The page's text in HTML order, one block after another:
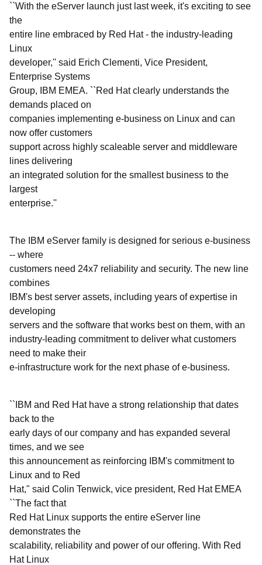
``With the eServer launch just last week, it's exciting to see
the
entire line embraced by Red Hat - the industry-leading
Linux
developer,'' said Erich Clementi, Vice President,
Enterprise Systems
Group, IBM EMEA. ``Red Hat clearly understands the
demands placed on
companies implementing e-business on Linux and can
now offer customers
support across highly scaleable server and middleware
lines delivering
an integrated solution for the smallest business to the
largest
enterprise.''
The IBM eServer family is designed for serious e-business
-- where
customers need 24x7 reliability and security. The new line
combines
IBM's best server assets, including years of expertise in
developing
servers and the software that works best on them, with an
industry-leading commitment to deliver what customers
need to make their
e-infrastructure work for the next phase of e-business.
``IBM and Red Hat have a strong relationship that dates
back to the
early days of our company and has expanded several
times, and we see
this announcement as reinforcing IBM's commitment to
Linux and to Red
Hat," said Colin Tenwick, vice president, Red Hat EMEA
``The fact that
Red Hat Linux supports the entire eServer line
demonstrates the
scalability, reliability and power of our offering. With Red
Hat Linux